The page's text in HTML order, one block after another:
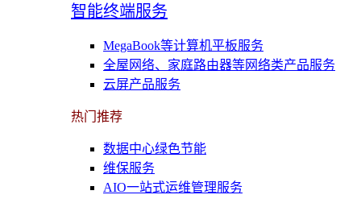
智能终端服务
MegaBook等计算机平板服务
全屋网络、家庭路由器等网络类产品服务
云屏产品服务
热门推荐
数据中心绿色节能
维保服务
AIO一站式运维管理服务